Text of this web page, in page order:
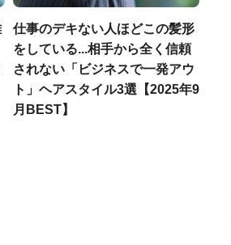
仕事のデキない人ほどこの髪形
をしている...相手から全く信頼
されない「ビジネスで一発アウ
ト」ヘアスタイル3選【2025年9
月BEST】